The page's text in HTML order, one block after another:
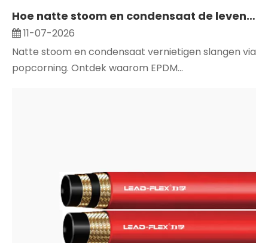
Hoe natte stoom en condensaat de levensduur van stoomslangen beïnvloeden
11-07-2026
Natte stoom en condensaat vernietigen slangen via
popcorning. Ontdek waarom EPDM...